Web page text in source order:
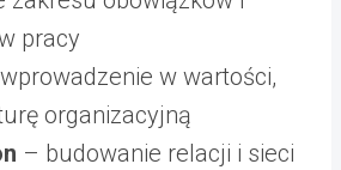
pracy
w wartości,
organizacyjną
– budowanie relacji i sieci